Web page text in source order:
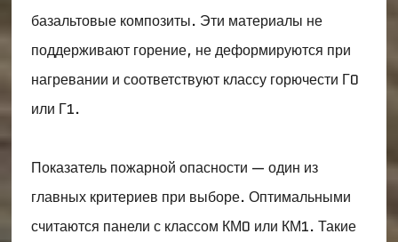
базальтовые композиты. Эти материалы не
поддерживают горение, не деформируются при
нагревании и соответствуют классу горючести Г0
или Г1.
Показатель пожарной опасности — один из
главных критериев при выборе. Оптимальными
считаются панели с классом КМ0 или КМ1. Такие